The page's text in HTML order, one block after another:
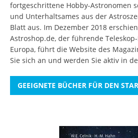
fortgeschrittene Hobby-Astronomen
und Unterhaltsames aus der
Blatt aus. Im Dezember 2018
Astroshop.de, der führende
Europa, führt die Website des
Sie sich an und werden Sie aktiv in
GEEIGNETE BÜCHER FÜR DEN